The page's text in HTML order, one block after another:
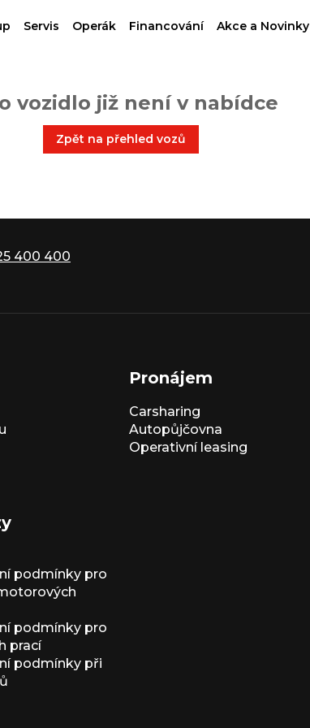
Servis Operák Financování Akce a Novinky
vozidlo již není v nabídce
Zpět na přehled vozů
400 400
Pronájem
Carsharing
Autopůjčovna
Operativní leasing
podmínky pro
podmínky pro
prací
podmínky při